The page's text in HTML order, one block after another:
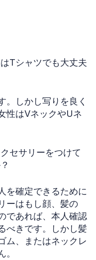
Tシャツでも大丈夫
。しかし写りを良く
性はVネックやUネ
セサリーをつけて
を確定できるために
ーはもし顔、髪の
であれば、本人確認
べきです。しかし髪
ム、またはネックレ